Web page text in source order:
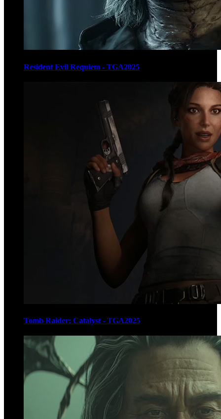
Resident Evil Requiem - TGA2025
Tomb Raider: Catalyst - TGA2025